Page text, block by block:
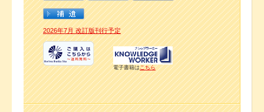
2026年7月 改訂版刊行予定
電子書籍はこちら